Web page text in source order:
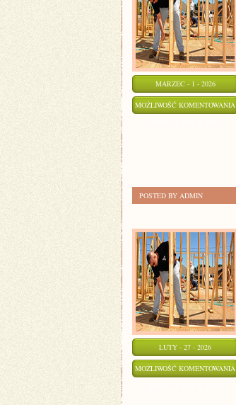
MARZEC - 1 - 2026
MOŻLIWOŚĆ KOMENTOWANIA
POSTED BY ADMIN
LUTY - 27 - 2026
MOŻLIWOŚĆ KOMENTOWANIA